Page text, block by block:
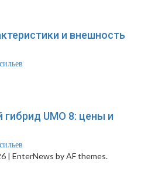
и внешность
UMO 8: цены и
EnterNews by AF themes.